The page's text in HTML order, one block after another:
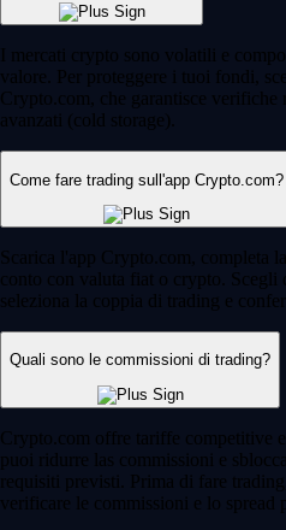
I mercati crypto sono volatili e
valore. Per proteggere i tuoi fondi,
Crypto.com, che garantisce verifiche
avanzati (cold storage).
Come fare trading sull'app Crypto.com?
Scarica l'app Crypto.com, completa
conto con valuta fiat o crypto. Scegli
seleziona la coppia di trading e
Quali sono le commissioni di trading?
Crypto.com offre tariffe competitive
puoi ridurre las commissioni e
requisiti previsti. Prima di fare
verificare le commissioni e lo spread